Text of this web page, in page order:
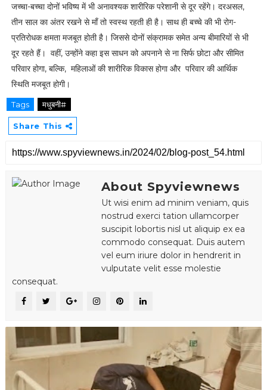
जच्चा-बच्चा दोनों भविष्य में भी अनावश्यक शारीरिक परेशानी से दूर रहेंगे। दरअसल,
तीन साल का अंतर रखने से माँ तो स्वस्थ रहती ही है। साथ ही बच्चे की भी रोग-
प्रतिरोधक क्षमता मजबूत होती है। जिससे दोनों संक्रामक समेत अन्य बीमारियों से भी
दूर रहते हैं। वहीं, उन्होंने कहा इस साधन को अपनाने से ना सिर्फ छोटा और सीमित
परिवार होगा, बल्कि, महिलाओं की शारीरिक विकास होगा और परिवार की आर्थिक
स्थिति मजबूत होगी।
Tags मधुबनी#
Share This
About Spyviewnews
Ut wisi enim ad minim veniam, quis
nostrud exerci tation ullamcorper
suscipit lobortis nisl ut aliquip ex ea
commodo consequat. Duis autem
vel eum iriure dolor in hendrerit in
vulputate velit esse molestie
consequat.